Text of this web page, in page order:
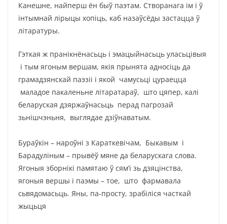
Канешне, найперш ён быў паэтам. Створанага ім і ў
інтымнай лірыцы хопіць, каб назаўсёды застацца ў
літаратуры.
Гэткая ж пранікнёнасьць і эмацыйнасьць уласьцівыя
і тым ягоным вершам, якія прынята адносіць да
грамадзянскай паэзіі і якой чамусьці цураецца
маладое пакаленьне літаратараў, што цяпер, калі
беларуская дзяржаўнасьць перад пагрозай
зьнішчэньня, выглядае дзіўнаватым.
Бураўкін – нароўні з Караткевічам, Быкавым і
Барадуліным – прывёў мяне да беларускага слова.
Ягоныя зборнікі памятаю ў сям’і зь дзяцінства,
ягоныя вершы і паэмы – тое, што фармавала
сьвядомасьць. Яны, па-просту, зрабіліся часткай
жыцьця